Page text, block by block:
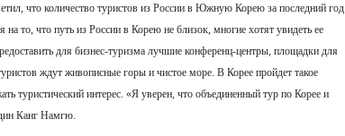
что количество туристов из России в Южную Корею за последний год
то, что путь из России в Корею не близок, многие хотят увидеть ее
для бизнес-туризма лучшие конференц-центры, площадки для
ждут живописные горы и чистое море. В Корее пройдет такое
туристический интерес. «Я уверен, что объединенный тур по Корее и
Канг Намгю.